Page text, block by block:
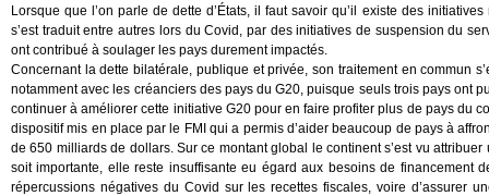
Lorsque que l’on parle de dette d’États, il faut savoir qu’il existe des
s’est traduit entre autres lors du Covid, par des initiatives de suspension du
ont contribué à soulager les pays durement impactés.
Concernant la dette bilatérale, publique et privée, son traitement en commun
notamment avec les créanciers des pays du G20, puisque seuls trois pays ont
continuer à améliorer cette initiative G20 pour en faire profiter plus de pays du
dispositif mis en place par le FMI qui a permis d’aider beaucoup de pays à
de 650 milliards de dollars. Sur ce montant global le continent s’est vu
soit importante, elle reste insuffisante eu égard aux besoins de financement
répercussions négatives du Covid sur les recettes fiscales, voire d’assurer